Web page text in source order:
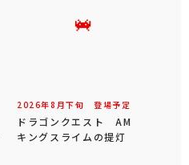
2026年8 月下旬 登場予定
ドラゴンクエスト AM
キングスライムの提灯